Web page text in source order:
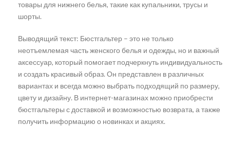
товары для нижнего белья, такие как купальники, трусы и
шорты.
Выводящий текст: Бюстгальтер – это не только
неотъемлемая часть женского белья и одежды, но и важный
аксессуар, который помогает подчеркнуть индивидуальность
и создать красивый образ. Он представлен в различных
вариантах и всегда можно выбрать подходящий по размеру,
цвету и дизайну. В интернет-магазинах можно приобрести
бюстгальтеры с доставкой и возможностью возврата, а также
получить информацию о новинках и акциях.